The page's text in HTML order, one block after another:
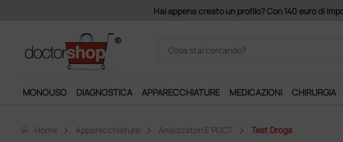
MONOUSO DIAGNOSTICA APPARECCHIATURE MEDICAZIONI CHIRURGIA
home Home Apparecchiature Analizzatori E POCT Test Droga